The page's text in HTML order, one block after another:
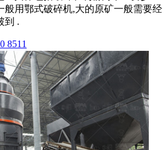
般用鄂式破碎机,大的原矿一般需要经
到 .
8511